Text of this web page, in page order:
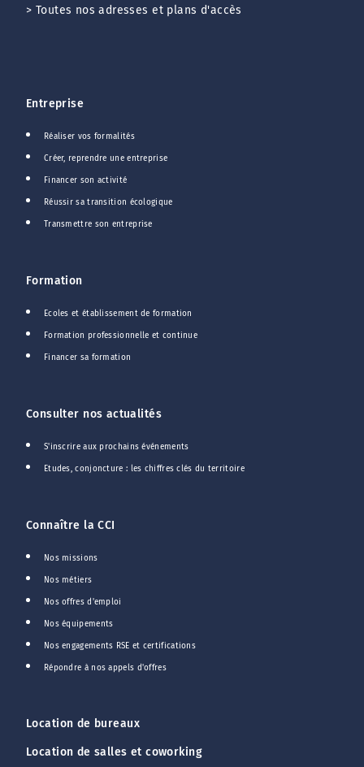
> Toutes nos adresses et plans d'accès
Entreprise
Réaliser vos formalités
Créer, reprendre une entreprise
Financer son activité
Réussir sa transition écologique
Transmettre son entreprise
Formation
Ecoles et établissement de formation
Formation professionnelle et continue
Financer sa formation
Consulter nos actualités
S'inscrire aux prochains événements
Etudes, conjoncture : les chiffres clés du territoire
Connaître la CCI
Nos missions
Nos métiers
Nos offres d'emploi
Nos équipements
Nos engagements RSE et certifications
Répondre à nos appels d'offres
Location de bureaux
Location de salles et coworking